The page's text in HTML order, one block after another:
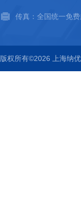
传真：全国统一免
版权所有©2026 上海纳